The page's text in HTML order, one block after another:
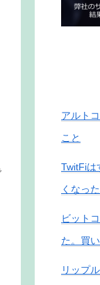
アルト
こと
TwitFiは
くなった
ビット
た。買
リップ